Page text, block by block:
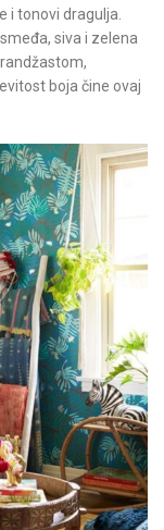
i tonovi dragulja.
siva i zelena
boja čine ovaj